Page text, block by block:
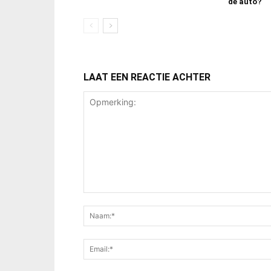
LAAT EEN REACTIE ACHTER